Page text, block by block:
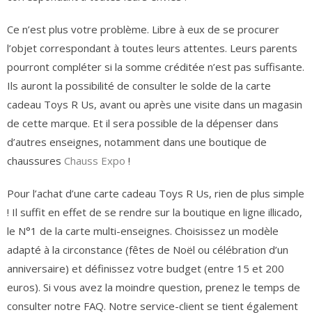
Ce n’est plus votre problème. Libre à eux de se procurer
l’objet correspondant à toutes leurs attentes. Leurs parents
pourront compléter si la somme créditée n’est pas suffisante.
Ils auront la possibilité de consulter le solde de la carte
cadeau Toys R Us, avant ou après une visite dans un magasin
de cette marque. Et il sera possible de la dépenser dans
d’autres enseignes, notamment dans une boutique de
chaussures Chauss Expo !
Pour l’achat d’une carte cadeau Toys R Us, rien de plus simple
! Il suffit en effet de se rendre sur la boutique en ligne illicado,
le N°1 de la carte multi-enseignes. Choisissez un modèle
adapté à la circonstance (fêtes de Noël ou célébration d’un
anniversaire) et définissez votre budget (entre 15 et 200
euros). Si vous avez la moindre question, prenez le temps de
consulter notre FAQ. Notre service-client se tient également